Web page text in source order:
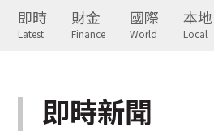
即時
Latest
財金
Finance
國際
World
本地
Local
即時新聞